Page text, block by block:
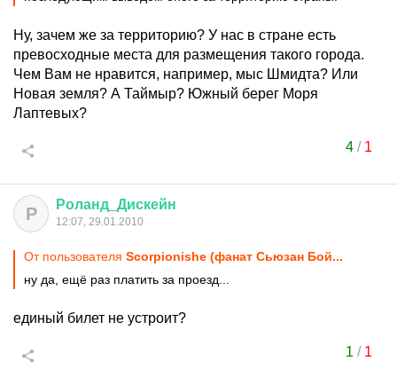
Ну, зачем же за территорию? У нас в стране есть
превосходные места для размещения такого города.
Чем Вам не нравится, например, мыс Шмидта? Или
Новая земля? А Таймыр? Южный берег Моря
Лаптевых?
4/ 1
Р Роланд Дискейн
12:07, 29.01.2010
От пользователя Scorpionishe (фанат Сьюзан Бой...
ну да, ещё раз платить за проезд...
единый билет не устроит?
1 / 1